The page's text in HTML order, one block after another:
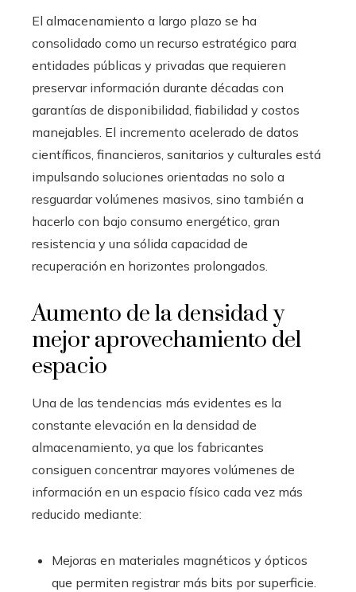
El almacenamiento a largo plazo se ha
consolidado como un recurso estratégico para
entidades públicas y privadas que requieren
preservar información durante décadas con
garantías de disponibilidad, fiabilidad y costos
manejables. El incremento acelerado de datos
científicos, financieros, sanitarios y culturales está
impulsando soluciones orientadas no solo a
resguardar volúmenes masivos, sino también a
hacerlo con bajo consumo energético, gran
resistencia y una sólida capacidad de
recuperación en horizontes prolongados.
Aumento de la densidad y
mejor aprovechamiento del
espacio
Una de las tendencias más evidentes es la
constante elevación en la densidad de
almacenamiento, ya que los fabricantes
consiguen concentrar mayores volúmenes de
información en un espacio físico cada vez más
reducido mediante:
Mejoras en materiales magnéticos y ópticos
que permiten registrar más bits por superficie.